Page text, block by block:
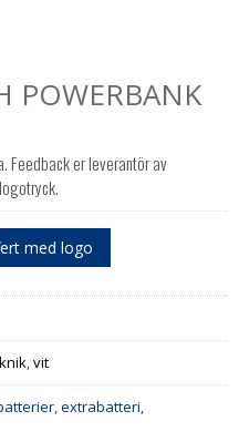
POWERBANK
Feedback er leverantör av
med logo
vit
extrabatteri